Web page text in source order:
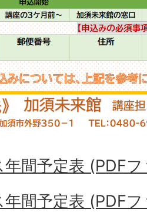
年間予定表 (PDF
年間予定表 (PDF